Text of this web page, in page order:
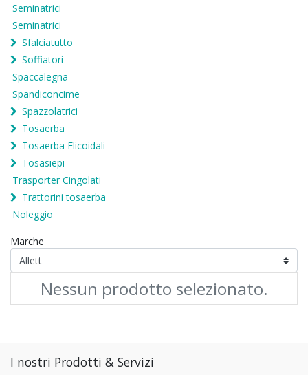
Seminatrici
Seminatrici
Sfalciatutto
Soffiatori
Spaccalegna
Spandiconcime
Spazzolatrici
Tosaerba
Tosaerba Elicoidali
Tosasiepi
Trasporter Cingolati
Trattorini tosaerba
Noleggio
Marche
Nessun prodotto selezionato.
I nostri Prodotti & Servizi